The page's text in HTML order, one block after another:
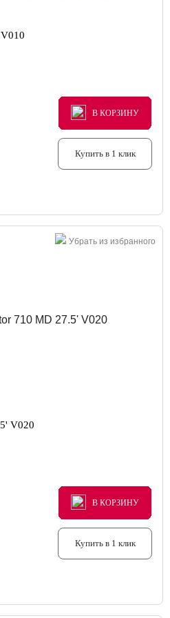
В КОРЗИНУ
В КОРЗИНУ
В КОРЗИНУ
Купить в 1 клик
Убрать из избранного
V020
В КОРЗИНУ
В КОРЗИНУ
В КОРЗИНУ
Купить в 1 клик